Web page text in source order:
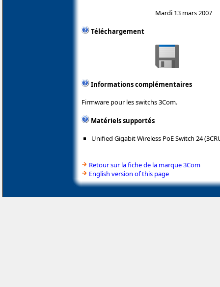
Mardi 13 mars 2007
Téléchargement
Informations complémentaires
Firmware pour les switchs 3Com.
Matériels supportés
Unified Gigabit Wireless PoE Switch 24
Retour sur la fiche de la marque 3Com
English version of this page